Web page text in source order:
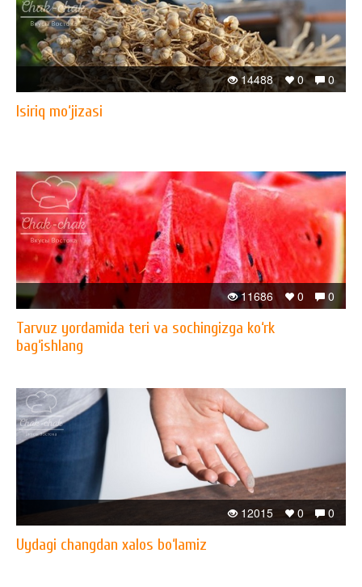
0
0
14488
Isiriq mo‘jizasi
0
0
11686
Tarvuz yordamida teri va sochingizga ko‘rk
bag‘ishlang
0
0
12015
Uydagi changdan xalos bo‘lamiz